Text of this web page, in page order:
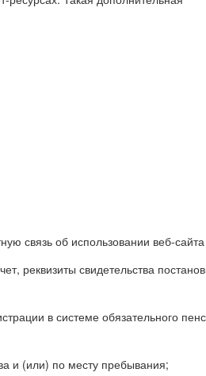
связь об использовании веб-
реквизиты свидетельства
в системе обязательного
и (или) по месту пребывания;